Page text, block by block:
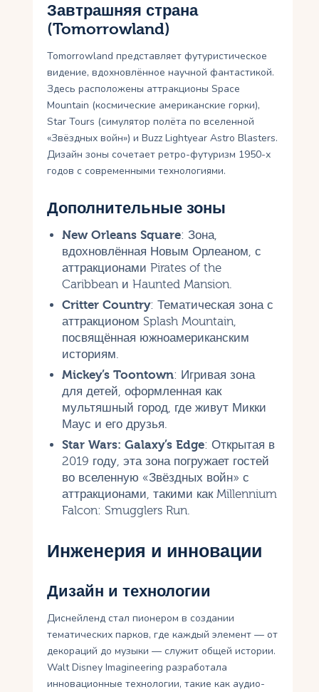
Завтрашняя страна
(Tomorrowland)
Tomorrowland представляет футуристическое
видение, вдохновлённое научной фантастикой.
Здесь расположены аттракционы Space
Mountain (космические американские горки),
Star Tours (симулятор полёта по вселенной
«Звёздных войн») и Buzz Lightyear Astro Blasters.
Дизайн зоны сочетает ретро-футуризм 1950-х
годов с современными технологиями.
Дополнительные зоны
New Orleans Square: Зона,
вдохновлённая Новым Орлеаном, с
аттракционами Pirates of the
Caribbean и Haunted Mansion.
Critter Country: Тематическая зона с
аттракционом Splash Mountain,
посвящённая южноамериканским
историям.
Mickey’s Toontown: Игривая зона
для детей, оформленная как
мультяшный город, где живут Микки
Маус и его друзья.
Star Wars: Galaxy’s Edge: Открытая в
2019 году, эта зона погружает гостей
во вселенную «Звёздных войн» с
аттракционами, такими как Millennium
Falcon: Smugglers Run.
Инженерия и инновации
Дизайн и технологии
Диснейленд стал пионером в создании
тематических парков, где каждый элемент — от
декораций до музыки — служит общей истории.
Walt Disney Imagineering разработала
инновационные технологии, такие как аудио-